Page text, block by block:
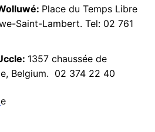
Place du Temps Libre
Saint-Lambert. Tel: 02 761
1357 chaussée de
Belgium. 02 374 22 40
e